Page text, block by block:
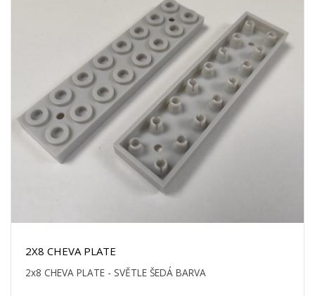
2X8 CHEVA PLATE
2x8 CHEVA PLATE - SVĚTLE ŠEDÁ BARVA